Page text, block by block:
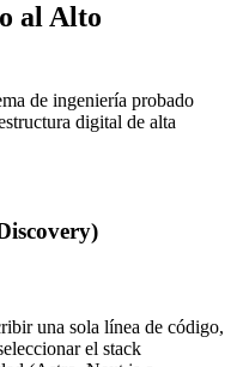
al Alto
de ingeniería probado
digital de alta
una sola línea de código,
el stack